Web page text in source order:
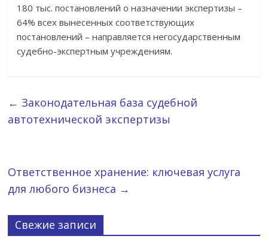
180 тыс. постановлений о назначении экспертизы –
64% всех вынесенных соответствующих
постановлений – направляется негосударственным
судебно-экспертным учреждениям.
← Законодательная база судебной
автотехнической экспертизы
Ответственное хранение: ключевая услуга
для любого бизнеса →
Свежие записи